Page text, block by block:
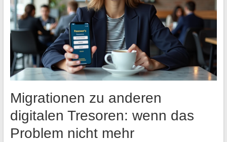
Migrationen zu anderen
digitalen Tresoren: wenn das
Problem nicht mehr